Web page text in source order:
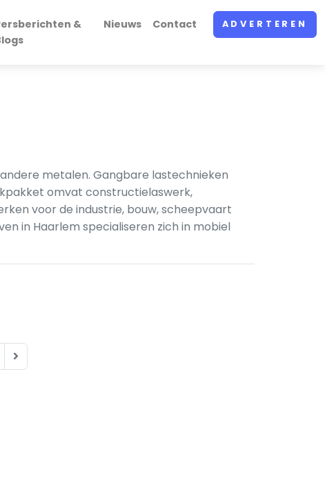
&
Nieuws Contact ADVERTEREN
metalen. Gangbare lastechnieken
omvat constructielaswerk,
voor de industrie, bouw, scheepvaart
in Haarlem specialiseren zich in mobiel